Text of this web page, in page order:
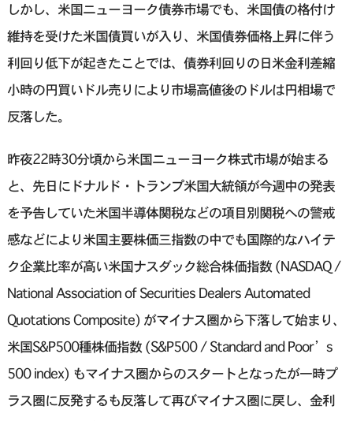
しかし、米国ニューヨーク債券市場でも、米国債の格付け
維持を受けた米国債買いが入り、米国債券価格上昇に伴う
利回り低下が起きたことでは、債券利回りの日米金利差縮
小時の円買いドル売りにより市場高値後のドルは円相場で
反落した。
昨夜22時30分頃から米国ニューヨーク株式市場が始まる
と、先日にドナルド・トランプ米国大統領が今週中の発表
を予告していた米国半導体関税などの項目別関税への警戒
感などにより米国主要株価三指数の中でも国際的なハイテ
ク企業比率が高い米国ナスダック総合株価指数 (NASDAQ /
National Association of Securities Dealers Automated
Quotations Composite) がマイナス圏から下落して始まり、
米国S&P500種株価指数 (S&P500 / Standard and Poor’s
500 index) もマイナス圏からのスタートとなったが一時プ
ラス圏に反発するも反落して再びマイナス圏に戻し、金利